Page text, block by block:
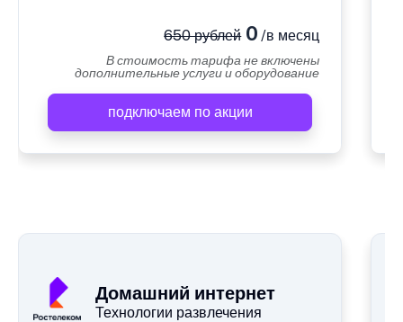
650 рублей0 /в месяц
В стоимость тарифа не включены
дополнительные услуги и оборудование
подключаем по акции
Домашний интернет
Технологии развлечения